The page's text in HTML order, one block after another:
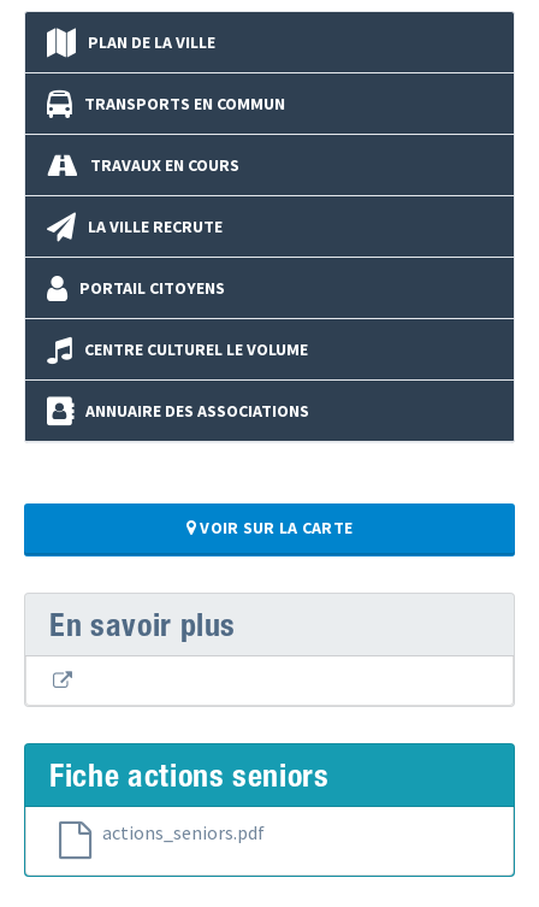
PLAN DE LA VILLE
TRANSPORTS EN COMMUN
TRAVAUX EN COURS
LA VILLE RECRUTE
PORTAIL CITOYENS
CENTRE CULTUREL LE VOLUME
ANNUAIRE DES ASSOCIATIONS
VOIR SUR LA CARTE
En savoir plus
Fiche actions seniors
actions_seniors.pdf